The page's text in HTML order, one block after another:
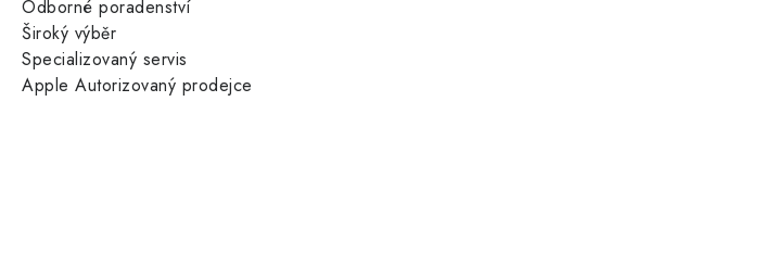
Odborné poradenství
Široký výběr
Specializovaný servis
Apple Autorizovaný prodejce